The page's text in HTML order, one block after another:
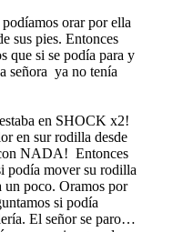
orar por ella
sus pies. Entonces
que si se podía para y
señora ya no tenía
en SHOCK x2!
en sur rodilla desde
NADA! Entonces
podía mover su rodilla
poco. Oramos por
si podía
El señor se paro…